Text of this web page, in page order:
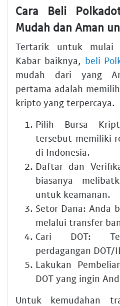
Cara Beli
Mudah dan Aman
Tertarik untuk mulai
Kabar baiknya, beli
mudah dari yang
pertama adalah
kripto yang terpercaya.
Pilih Bursa
tersebut memiliki
di Indonesia.
Daftar dan
biasanya
untuk keamanan.
Setor Dana: Anda
melalui transfer
Cari DOT:
perdagangan DOT/
Lakukan
DOT yang ingin
Untuk kemudahan